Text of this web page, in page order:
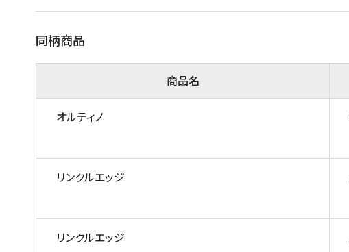
同柄商品
商品名
オルティノ
リンクルエッジ
リンクルエッジ